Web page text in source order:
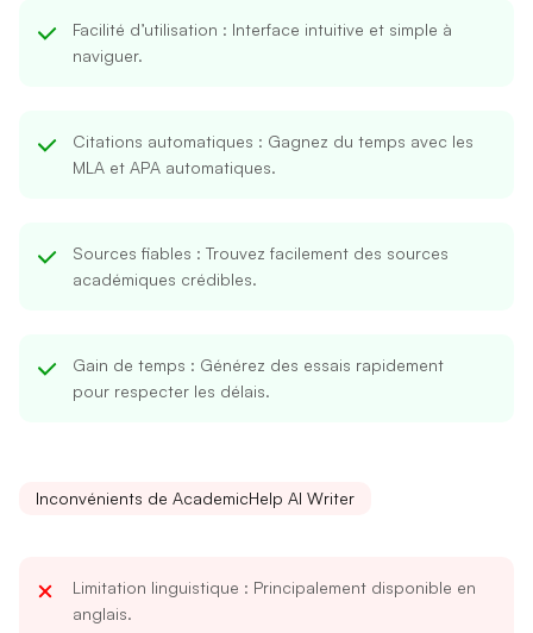
Facilité d’utilisation : Interface intuitive et simple à
naviguer.
Citations automatiques : Gagnez du temps avec les
MLA et APA automatiques.
Sources fiables : Trouvez facilement des sources
académiques crédibles.
Gain de temps : Générez des essais rapidement
pour respecter les délais.
Inconvénients de AcademicHelp AI Writer
Limitation linguistique : Principalement disponible en
anglais.